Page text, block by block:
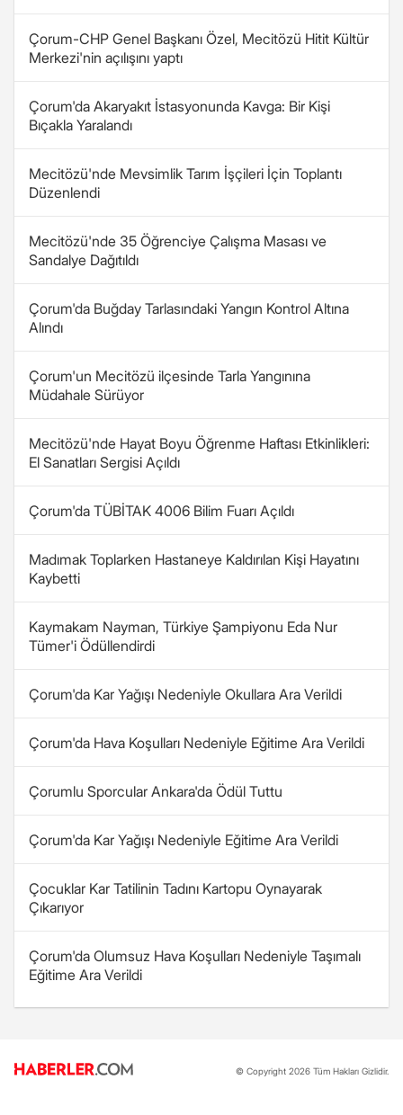
Çorum-CHP Genel Başkanı Özel, Mecitözü Hitit Kültür
Merkezi'nin açılışını yaptı
Çorum'da Akaryakıt İstasyonunda Kavga: Bir Kişi
Bıçakla Yaralandı
Mecitözü'nde Mevsimlik Tarım İşçileri İçin Toplantı
Düzenlendi
Mecitözü'nde 35 Öğrenciye Çalışma Masası ve
Sandalye Dağıtıldı
Çorum'da Buğday Tarlasındaki Yangın Kontrol Altına
Alındı
Çorum'un Mecitözü ilçesinde Tarla Yangınına
Müdahale Sürüyor
Mecitözü'nde Hayat Boyu Öğrenme Haftası Etkinlikleri:
El Sanatları Sergisi Açıldı
Çorum'da TÜBİTAK 4006 Bilim Fuarı Açıldı
Madımak Toplarken Hastaneye Kaldırılan Kişi Hayatını
Kaybetti
Kaymakam Nayman, Türkiye Şampiyonu Eda Nur
Tümer'i Ödüllendirdi
Çorum'da Kar Yağışı Nedeniyle Okullara Ara Verildi
Çorum'da Hava Koşulları Nedeniyle Eğitime Ara Verildi
Çorumlu Sporcular Ankara'da Ödül Tuttu
Çorum'da Kar Yağışı Nedeniyle Eğitime Ara Verildi
Çocuklar Kar Tatilinin Tadını Kartopu Oynayarak
Çıkarıyor
Çorum'da Olumsuz Hava Koşulları Nedeniyle Taşımalı
Eğitime Ara Verildi
© Copyright 2026 Tüm Hakları Gizlidir.